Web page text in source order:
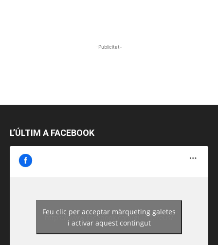
-Publicitat-
L’ÚLTIM A FACEBOOK
https://www.facebook.com/guiadereus/
Feu clic per acceptar màrqueting galetes
i activar aquest contingut